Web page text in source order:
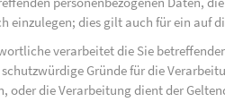
einzulegen; dies gilt auch für ein auf
verarbeitet die Sie
Gründe für die
oder die Verarbeitung dient der